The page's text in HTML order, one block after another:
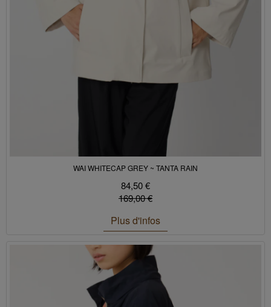
WAI WHITECAP GREY ~ TANTA RAIN
84,50 €
169,00 €
Plus d'infos